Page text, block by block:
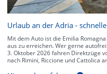
Urlaub an der Adria -
Mit dem Auto ist die Emilia
aus zu erreichen. Wer gerne
3. Oktober 2026 fahren Direktzüge
nach Rimini, Riccione und Cattolica